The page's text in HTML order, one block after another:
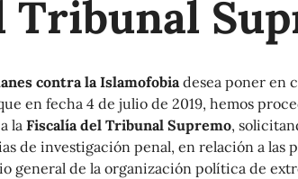
Tribunal
contra la Islamofobiadesea poner en
en fecha 4 de julio de 2019, hemos
laFiscalía del Tribunal Supremo,
de investigación penal, en relación a las
general de la organización política de